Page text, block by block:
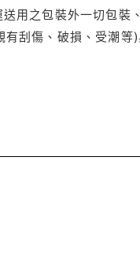
用之包裝外一切包裝
刮傷、破損、受潮